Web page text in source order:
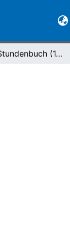
Hs 878 : Stundenbuch (1. V. 14. Jh.)